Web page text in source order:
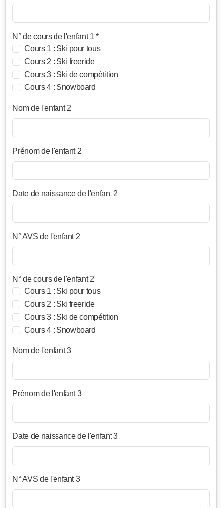
N° de cours de l'enfant 1 *
Cours 1 : Ski pour tous
Cours 2 : Ski freeride
Cours 3 : Ski de compétition
Cours 4 : Snowboard
Nom de l'enfant 2
Prénom de l'enfant 2
Date de naissance de l'enfant 2
N° AVS de l'enfant 2
N° de cours de l'enfant 2
Cours 1 : Ski pour tous
Cours 2 : Ski freeride
Cours 3 : Ski de compétition
Cours 4 : Snowboard
Nom de l'enfant 3
Prénom de l'enfant 3
Date de naissance de l'enfant 3
N° AVS de l'enfant 3